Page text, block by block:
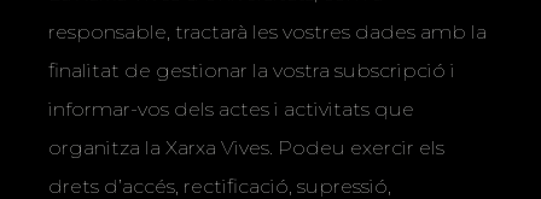
responsable, tractarà les vostres dades amb la
finalitat de gestionar la vostra subscripció i
informar-vos dels actes i activitats que
organitza la Xarxa Vives. Podeu exercir els
drets d’accés, rectificació, supressió,